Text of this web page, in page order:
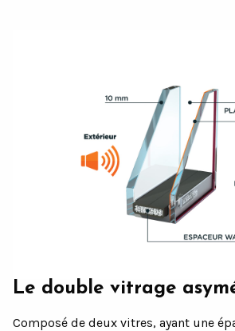
Le double vitrage
Composé de deux vitres, ayant une